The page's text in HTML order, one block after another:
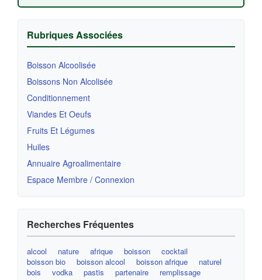
Rubriques Associées
Boisson Alcoolisée
Boissons Non Alcolisée
Conditionnement
Viandes Et Oeufs
Fruits Et Légumes
Huiles
Annuaire Agroalimentaire
Espace Membre / Connexion
Recherches Fréquentes
alcool nature afrique boisson
cocktail
boisson bio
boisson alcool boisson afrique
naturel
bois
vodka pastis partenaire
remplissage